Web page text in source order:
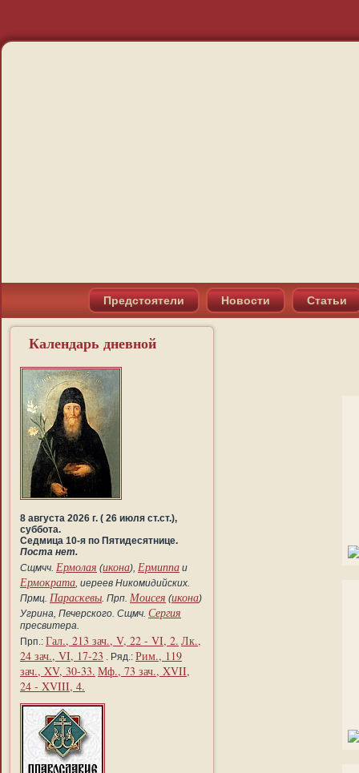
Предстоятели Новости Статьи
Календарь дневной
8 августа 2026 г. ( 26 июля ст.ст.),
суббота.
Седмица 10-я по Пятидесятнице.
Поста нет.
Сщмчч. Ермолая (икона), Ермиппа и
Ермократа, иереев Никомидийских.
Прмц. Параскевы. Прп. Моисея (икона)
Угрина, Печерского. Сщмч. Сергия
пресвитера.
Прп.: Гал., 213 зач., V, 22 - VI, 2. Лк.,
24 зач., VI, 17-23 . Ряд.: Рим., 119
зач., XV, 30-33. Мф., 73 зач., XVII,
24 - XVIII, 4.